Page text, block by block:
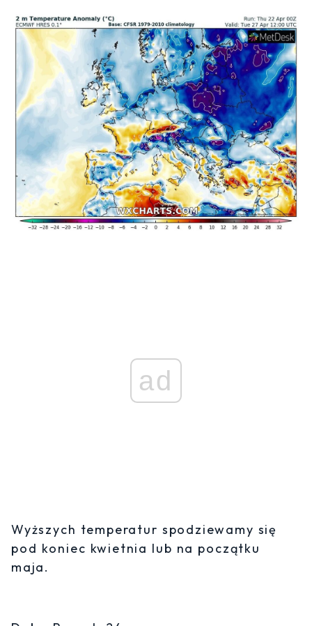
ad
Wyższych temperatur spodziewamy się
pod koniec kwietnia lub na początku
maja.